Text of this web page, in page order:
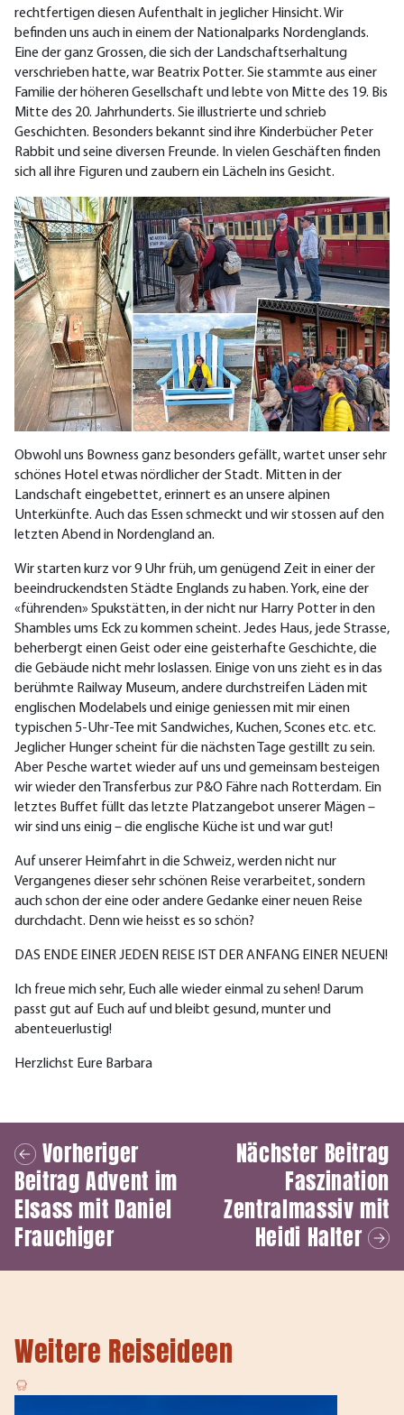
rechtfertigen diesen Aufenthalt in jeglicher Hinsicht. Wir
befinden uns auch in einem der Nationalparks Nordenglands.
Eine der ganz Grossen, die sich der Landschaftserhaltung
verschrieben hatte, war Beatrix Potter. Sie stammte aus einer
Familie der höheren Gesellschaft und lebte von Mitte des 19. Bis
Mitte des 20. Jahrhunderts. Sie illustrierte und schrieb
Geschichten. Besonders bekannt sind ihre Kinderbücher Peter
Rabbit und seine diversen Freunde. In vielen Geschäften finden
sich all ihre Figuren und zaubern ein Lächeln ins Gesicht.
Obwohl uns Bowness ganz besonders gefällt, wartet unser sehr
schönes Hotel etwas nördlicher der Stadt. Mitten in der
Landschaft eingebettet, erinnert es an unsere alpinen
Unterkünfte. Auch das Essen schmeckt und wir stossen auf den
letzten Abend in Nordengland an.
Wir starten kurz vor 9 Uhr früh, um genügend Zeit in einer der
beeindruckendsten Städte Englands zu haben. York, eine der
«führenden» Spukstätten, in der nicht nur Harry Potter in den
Shambles ums Eck zu kommen scheint. Jedes Haus, jede Strasse,
beherbergt einen Geist oder eine geisterhafte Geschichte, die
die Gebäude nicht mehr loslassen. Einige von uns zieht es in das
berühmte Railway Museum, andere durchstreifen Läden mit
englischen Modelabels und einige geniessen mit mir einen
typischen 5-Uhr-Tee mit Sandwiches, Kuchen, Scones etc. etc.
Jeglicher Hunger scheint für die nächsten Tage gestillt zu sein.
Aber Pesche wartet wieder auf uns und gemeinsam besteigen
wir wieder den Transferbus zur P&O Fähre nach Rotterdam. Ein
letztes Buffet füllt das letzte Platzangebot unserer Mägen –
wir sind uns einig – die englische Küche ist und war gut!
Auf unserer Heimfahrt in die Schweiz, werden nicht nur
Vergangenes dieser sehr schönen Reise verarbeitet, sondern
auch schon der eine oder andere Gedanke einer neuen Reise
durchdacht. Denn wie heisst es so schön?
DAS ENDE EINER JEDEN REISE IST DER ANFANG EINER NEUEN!
Ich freue mich sehr, Euch alle wieder einmal zu sehen! Darum
passt gut auf Euch auf und bleibt gesund, munter und
abenteuerlustig!
Herzlichst Eure Barbara
Vorheriger
BeitragAdvent im
Elsass mit Daniel
Frauchiger
Nächster Beitrag
Faszination
Zentralmassiv mit
Heidi Halter
Weitere Reiseideen